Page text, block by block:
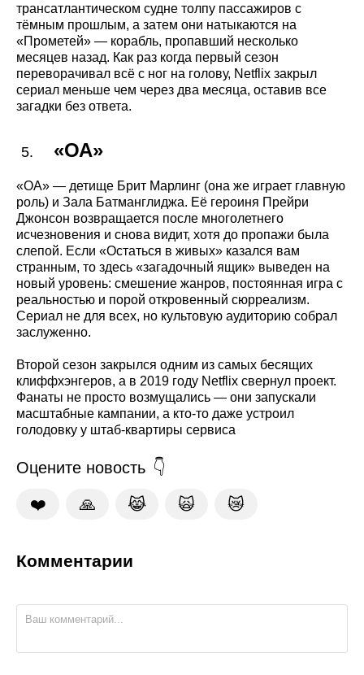
трансатлантическом судне толпу пассажиров с
тёмным прошлым, а затем они натыкаются на
«Прометей» — корабль, пропавший несколько
месяцев назад. Как раз когда первый сезон
переворачивал всё с ног на голову, Netflix закрыл
сериал меньше чем через два месяца, оставив все
загадки без ответа.
«ОА»
«ОА» — детище Брит Марлинг (она же играет главную
роль) и Зала Батманглиджа. Её героиня Прейри
Джонсон возвращается после многолетнего
исчезновения и снова видит, хотя до пропажи была
слепой. Если «Остаться в живых» казался вам
странным, то здесь «загадочный ящик» выведен на
новый уровень: смешение жанров, постоянная игра с
реальностью и порой откровенный сюрреализм.
Сериал не для всех, но культовую аудиторию собрал
заслуженно.
Второй сезон закрылся одним из самых бесящих
клиффхэнгеров, а в 2019 году Netflix свернул проект.
Фанаты не просто возмущались — они запускали
масштабные кампании, а кто-то даже устроил
голодовку у штаб-квартиры сервиса
Оцените новость
❤️ 🙏 😹 🙀 😿
Комментарии